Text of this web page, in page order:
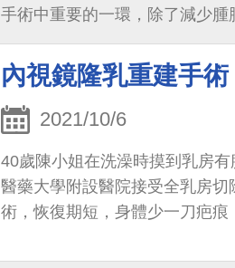
手術中重要的一環，除了減少
疤痕產生。
內視鏡隆乳重建手
2021/10/6
40歲陳小姐在洗澡時摸到乳房
醫藥大學附設醫院接受全乳房
術，恢復期短，身體少一刀疤